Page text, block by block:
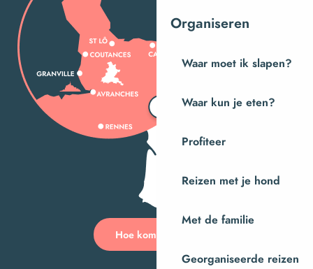
Organiseren
Waar moet ik slapen?
Waar kun je eten?
Profiteer
Reizen met je hond
Met de familie
Georganiseerde reizen
Hoe kom ik daar?